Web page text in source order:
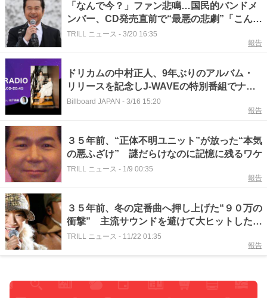
「なんで今？」ファン悲鳴…国民的バンドメ
ンバー、CD発売直前で“最悪の悲劇”「こんな
ことが起きるなんて」
TRILL ニュース - 3/20 16:35
報告
ドリカムの中村正人、9年ぶりのアルバム・
リリースを記念しJ-WAVEの特別番組でナビ
ゲーターに
Billboard JAPAN - 3/16 15:20
報告
３５年前、“正体不明ユニット”が放った“本気
の悪ふざけ” 謎だらけなのに記憶に残るワケ
TRILL ニュース - 1/9 00:35
報告
３５年前、冬の定番曲へ押し上げた“９０万の
衝撃” 主流サウンドを避けて大ヒットしたワ
ケ
TRILL ニュース - 11/22 01:35
報告